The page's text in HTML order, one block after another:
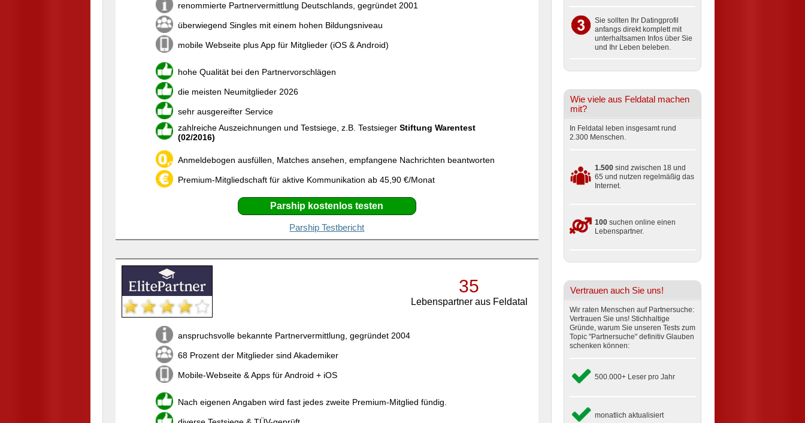
renommierte Partnervermittlung Deutschlands, gegründet 2001
überwiegend Singles mit einem hohen Bildungsniveau
mobile Webseite plus App für Mitglieder (iOS & Android)
hohe Qualität bei den Partnervorschlägen
die meisten Neumitglieder 2026
sehr ausgereifter Service
zahlreiche Auszeichnungen und Testsiege, z.B. Testsieger Stiftung Warentest
(02/2016)
Anmeldebogen ausfüllen, Matches ansehen, empfangene Nachrichten beantworten
Premium-Mitgliedschaft für aktive Kommunikation ab 45,90 €/Monat
Parship kostenlos testen
Parship Testbericht
35
Lebenspartner aus Feldatal
anspruchsvolle bekannte Partnervermittlung, gegründet 2004
68 Prozent der Mitglieder sind Akademiker
Mobile-Webseite & Apps für Android + iOS
Nach eigenen Angaben wird fast jedes zweite Premium-Mitglied fündig.
Sie sollten Ihr Datingprofil
anfangs direkt komplett mit
unterhaltsamen Infos über Sie
und Ihr Leben beleben.
Wie viele aus Feldatal machen
mit?
In Feldatal leben insgesamt rund
2.300 Menschen.
1.500 sind zwischen 18 und
65 und nutzen regelmäßig das
Internet.
100 suchen online einen
Lebenspartner.
Vertrauen auch Sie uns!
Wir raten Menschen auf Partnersuche:
Vertrauen Sie uns! Stichhaltige
Gründe, warum Sie unseren Tests zum
Topic "Partnersuche" definitiv Glauben
schenken können:
500.000+ Leser pro Jahr
monatlich aktualisiert